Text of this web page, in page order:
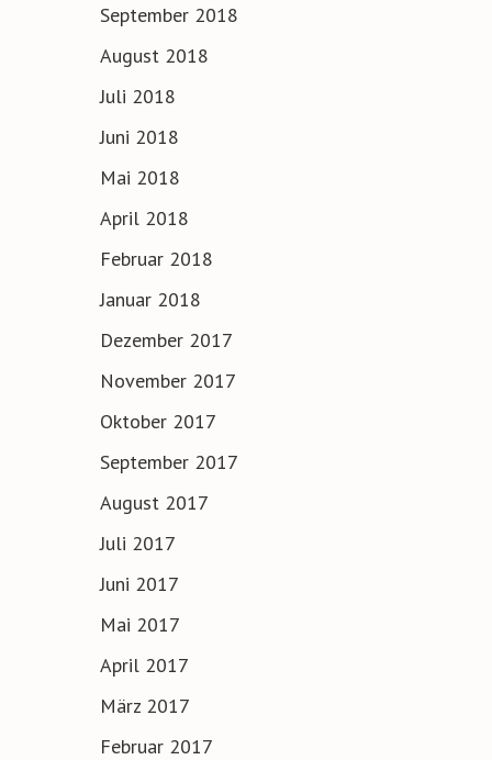
September 2018
August 2018
Juli 2018
Juni 2018
Mai 2018
April 2018
Februar 2018
Januar 2018
Dezember 2017
November 2017
Oktober 2017
September 2017
August 2017
Juli 2017
Juni 2017
Mai 2017
April 2017
März 2017
Februar 2017